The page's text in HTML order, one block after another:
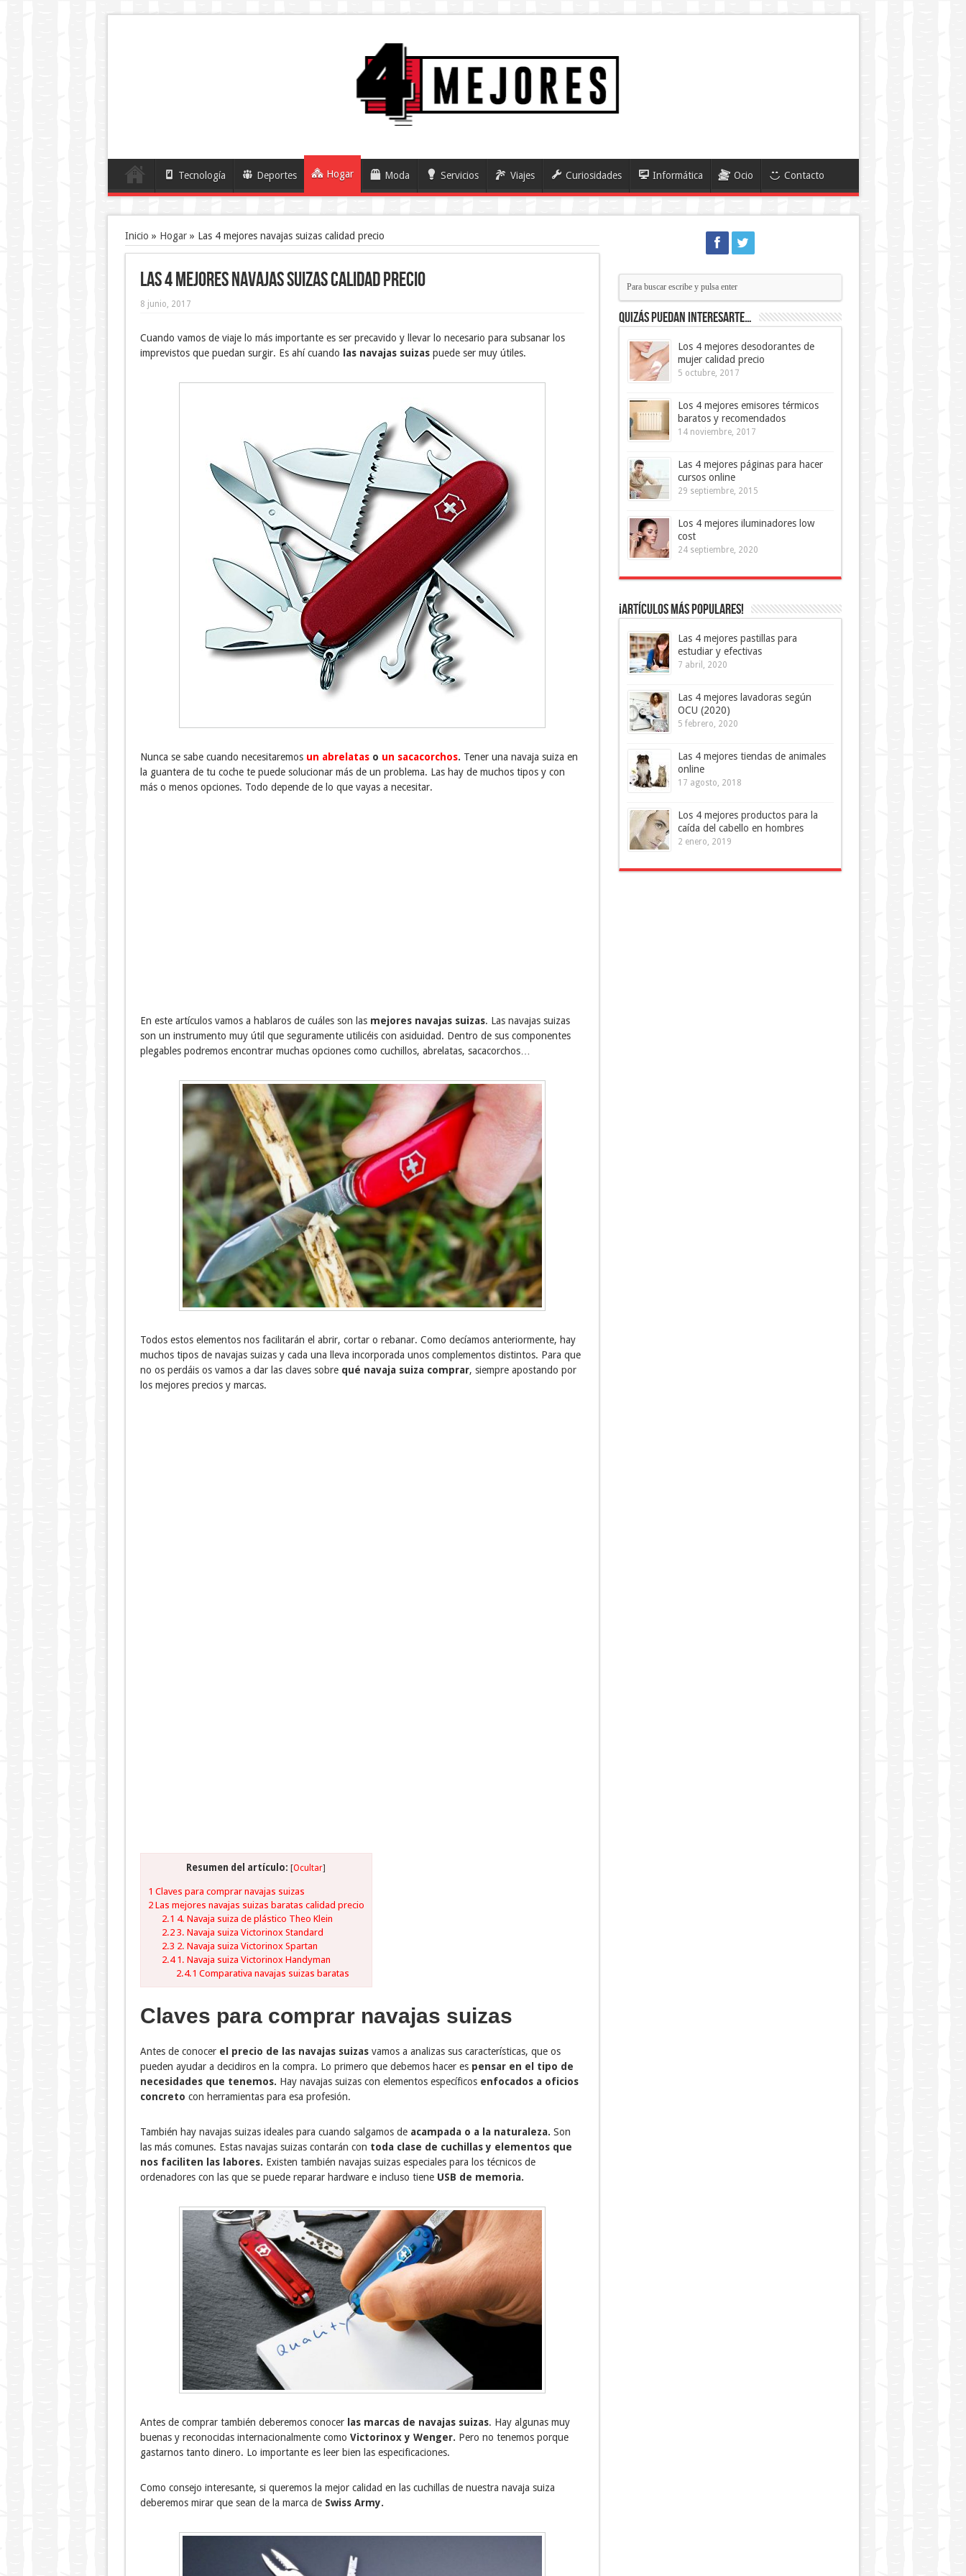
Tecnología Deportes Hogar Moda Servicios Viajes Curiosidades Informática Ocio Contacto
Inicio » Hogar» Las 4 mejores navajas suizas calidad precio
Las 4 mejores navajas suizas calidad precio
8 junio, 2017
Cuando vamos de viaje lo más importante es ser precavido y llevar lo necesario para subsanar los
imprevistos que puedan surgir. Es ahí cuando
las navajas suizaspuede ser muy útiles.
Nunca se sabe cuando necesitaremos un abrelataso un sacacorchos. Tener una navaja suiza en
la guantera de tu coche te puede solucionar más de un problema. Las hay de muchos tipos y con
más o menos opciones. Todo depende de lo que vayas a necesitar.
En este artículos vamos a hablaros de cuáles son las mejores navajas suizas. Las navajas suizas
son un instrumento muy útil que seguramente utilicéis con asiduidad. Dentro de sus componentes
plegables podremos encontrar muchas opciones como cuchillos, abrelatas, sacacorchos…
Todos estos elementos nos facilitarán el abrir, cortar o rebanar. Como decíamos anteriormente, hay
muchos tipos de navajas suizas y cada una lleva incorporada unos complementos distintos. Para que
no os perdáis os vamos a dar las claves sobre qué navaja suiza comprar, siempre apostando por
los mejores precios y marcas.
Resumen del artículo: [Ocultar]
1 Claves para comprar navajas suizas
2Las mejores navajas suizas baratas calidad precio
2.1 4. Navaja suiza de plástico Theo Klein
2.2 3. Navaja suiza Victorinox Standard
2.3 2. Navaja suiza Victorinox Spartan
2.41. Navaja suiza Victorinox Handyman
2.4.1 Comparativa navajas suizas baratas
Claves para comprar navajas suizas
Antes de conocer el precio de las navajas suizasvamos a analizas sus características, que os
pueden ayudar a decidiros en la compra. Lo primero que debemos hacer espensar en el tipo de
necesidades que tenemos. Hay navajas suizas con elementos específicos enfocados a oficios
concreto con herramientas para esa profesión.
También hay navajas suizas ideales para cuando salgamos deacampada o a la naturaleza. Son
las más comunes. Estas navajas suizas contarán con toda clase de cuchillas y elementos que
nos faciliten las labores. Existen también navajas suizas especiales para los técnicos de
ordenadores con las que se puede reparar hardware e incluso tieneUSB de memoria.
Antes de comprar también deberemos conocerlas marcas de navajas suizas. Hay algunas muy
buenas y reconocidas internacionalmente como Victorinox y Wenger. Pero no tenemos porque
gastarnos tanto dinero. Lo importante es leer bien las especificaciones.
Como consejo interesante, si queremos la mejor calidad en las cuchillas de nuestra navaja suiza
deberemos mirar que sean de la marca de Swiss Army.
Quizás puedan interesarte…
Los 4 mejores desodorantes de
mujer calidad precio
5 octubre, 2017
Los 4 mejores emisores térmicos
baratos y recomendados
14 noviembre, 2017
Las 4 mejores páginas para hacer
cursos online
29 septiembre, 2015
Los 4 mejores iluminadores low
cost
24 septiembre, 2020
¡Artículos más Populares!
Las 4 mejores pastillas para
estudiar y efectivas
7 abril, 2020
Las 4 mejores lavadoras según
OCU (2020)
5 febrero, 2020
Las 4 mejores tiendas de animales
online
17 agosto, 2018
Los 4 mejores productos para la
caída del cabello en hombres
2 enero, 2019